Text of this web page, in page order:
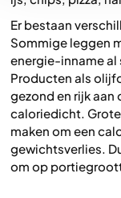
Er bestaan
Sommige leggen
energie-inname al
Producten als
gezond en rijk aan
caloriedicht.
maken om een
gewichtsverlies.
om op